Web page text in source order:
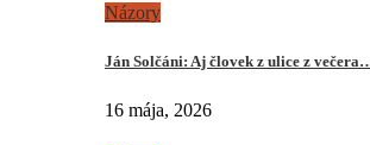
Názory
Ján Solčáni: Aj človek z ulice z
16 mája, 2026